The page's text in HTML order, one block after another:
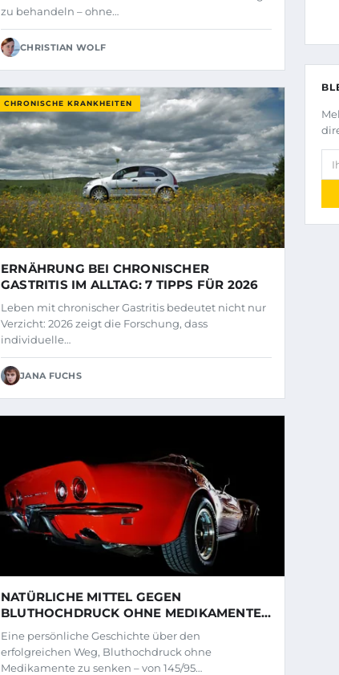
zu behandeln – ohne…
CHRISTIAN WOLF
CHRONISCHE KRANKHEITEN
ERNÄHRUNG BEI CHRONISCHER
GASTRITIS IM ALLTAG: 7 TIPPS FÜR 2026
Leben mit chronischer Gastritis bedeutet nicht nur
Verzicht: 2026 zeigt die Forschung, dass
individuelle…
JANA FUCHS
NATÜRLICHE MITTEL GEGEN
BLUTHOCHDRUCK OHNE MEDIKAMENTE:
7 WIRKSAME WEGE
Eine persönliche Geschichte über den
erfolgreichen Weg, Bluthochdruck ohne
Medikamente zu senken – von 145/95…